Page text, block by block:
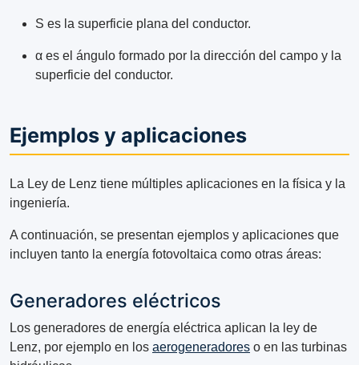
S es la superficie plana del conductor.
α es el ángulo formado por la dirección del campo y la
superficie del conductor.
Ejemplos y aplicaciones
La Ley de Lenz tiene múltiples aplicaciones en la física y la
ingeniería.
A continuación, se presentan ejemplos y aplicaciones que
incluyen tanto la energía fotovoltaica como otras áreas:
Generadores eléctricos
Los generadores de energía eléctrica aplican la ley de
Lenz, por ejemplo en los aerogeneradores o en las turbinas